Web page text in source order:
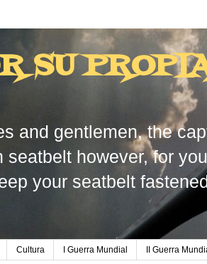
SU
and gentlemen, the
seatbelt however, for
your seatbelt
Cultura I Guerra Mundial II Guerra